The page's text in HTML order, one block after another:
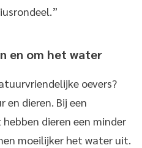
en om het water
oevers?
en dieren. Bij een
dieren een minder
moeilijker het water uit.